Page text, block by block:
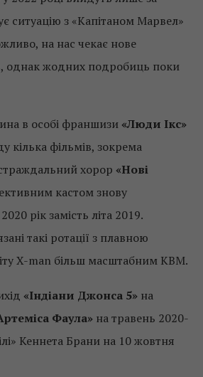
ситуацію з «Капітаном Марвел»
на нас чекає нове
однак жодних подробиць поки
в особі франшизи «Люди Ікс»
кілька фільмів, зокрема
хорор «Нові
кастом знову
рік замість літа 2019.
такі ротації з плавною
X-man більш масштабним КВМ.
«Індіани Джонса 5» на
Фаула» на травень 2020-
Кеннета Брани на 10 жовтня